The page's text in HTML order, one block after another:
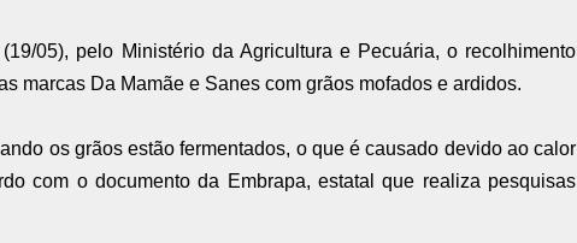
05), pelo Ministério da Agricultura e Pecuária, o recolhimento
marcas Da Mamãe e Sanes com grãos mofados e ardidos.
os grãos estão fermentados, o que é causado devido ao calor
com o documento da Embrapa, estatal que realiza pesquisas